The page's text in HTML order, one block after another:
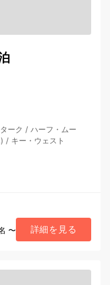
ーク / ハーフ・ムー
/ キー・ウェスト
〜 詳細を見る